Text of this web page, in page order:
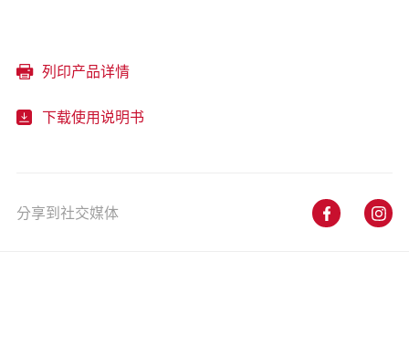
列印产品详情
下载使用说明书
分享到社交媒体